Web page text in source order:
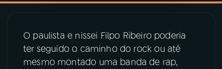
06VIDEOCASTS
O paulista e nissei Filpo Ribeiro poderia
ter seguido o caminho do rock ou até
mesmo montado uma banda de rap,